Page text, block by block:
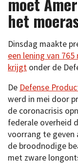
het
Dinsdag maakte
een lening van
krijgt onder de
De Defense
werd in mei door
de coronacrisis
federale overheid
voorrang te geven
de broodnodige
met zware